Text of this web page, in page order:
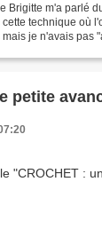
Brigitte m'a parlé
technique où
je n'avais pas
petite